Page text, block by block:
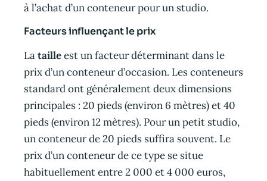
à l’achat d’un conteneur pour un studio.
Facteurs influençant le prix
Latailleest un facteur déterminant dans le
prix d’un conteneur d’occasion. Les conteneurs
standard ont généralement deux dimensions
principales : 20 pieds (environ 6 mètres) et 40
pieds (environ 12 mètres). Pour un petit studio,
un conteneur de 20 pieds suffira souvent. Le
prix d’un conteneur de ce type se situe
habituellement entre 2 000 et 4 000 euros,